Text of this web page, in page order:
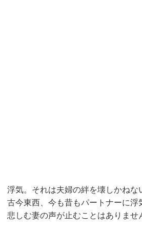
浮気。それは夫婦の絆を壊しかねな
古今東西、今も昔もパートナーに浮
悲しむ妻の声が止むことはありませ